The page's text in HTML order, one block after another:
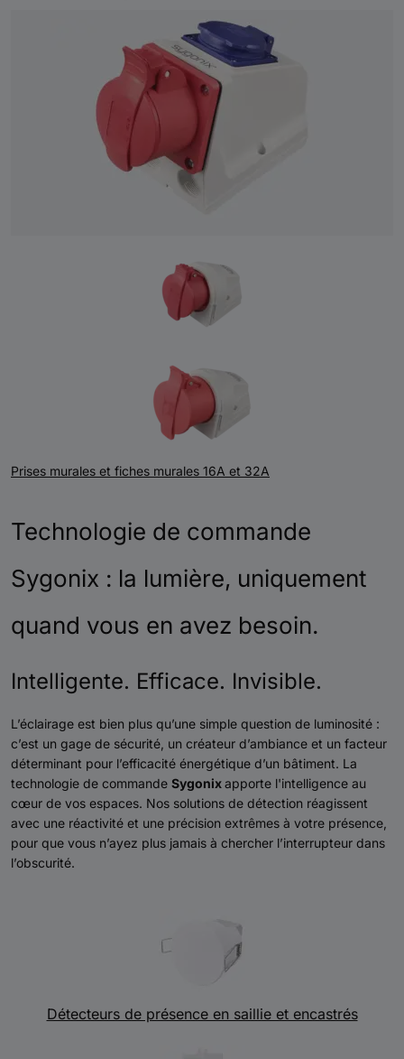
Prises murales et fiches murales 16A et 32A
Technologie de commande
Sygonix : la lumière, uniquement
quand vous en avez besoin.
Intelligente. Efficace. Invisible.
L’éclairage est bien plus qu’une simple question de luminosité :
c’est un gage de sécurité, un créateur d’ambiance et un facteur
déterminant pour l’efficacité énergétique d’un bâtiment. La
technologie de commande Sygonixapporte l'intelligence au
cœur de vos espaces. Nos solutions de détection réagissent
avec une réactivité et une précision extrêmes à votre présence,
pour que vous n’ayez plus jamais à chercher l’interrupteur dans
l’obscurité.
Détecteurs de présence en saillie et encastrés